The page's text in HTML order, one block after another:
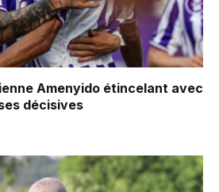
Amenyido étincelant avec
décisives